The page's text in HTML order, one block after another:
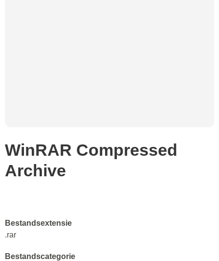
WinRAR Compressed
Archive
Bestandsextensie
.rar
Bestandscategorie